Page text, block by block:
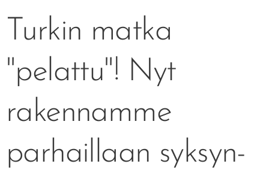
Turkin matka
"pelattu"! Nyt
rakennamme
parhaillaan syksyn-